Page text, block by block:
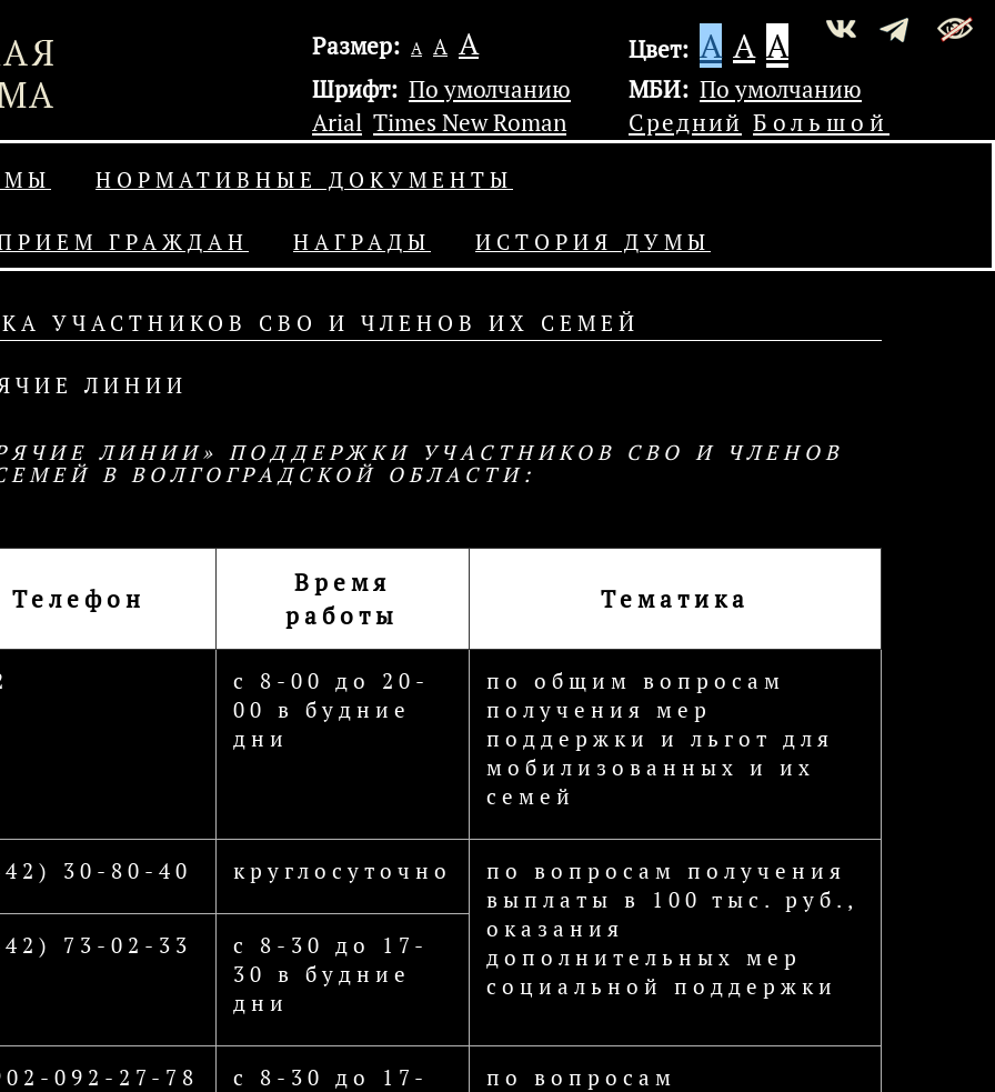
Размер: А А А Цвет: A A A
Шрифт: По умолчанию
Arial Times New Roman
МБИ: По умолчанию
Средний Большой
НОРМАТИВНЫЕ ДОКУМЕНТЫ
ГРАЖДАН НАГРАДЫ ИСТОРИЯ ДУМЫ
УЧАСТНИКОВ СВО И ЧЛЕНОВ ИХ СЕМЕЙ
ЛИНИИ
ЛИНИИ» ПОДДЕРЖКИ УЧАСТНИКОВ СВО И ЧЛЕНОВ
В ВОЛГОГРАДСКОЙ ОБЛАСТИ:
Телефон
Время
работы
Тематика
с 8-00 до 20-
00 в будние
дни
по общим вопросам
получения мер
поддержки и льгот для
мобилизованных и их
семей
30-80-40 круглосуточно
по вопросам получения
выплаты в 100 тыс. руб.,
оказания
дополнительных мер
социальной поддержки
73-02-33
с 8-30 до 17-
30 в будние
дни
092-27-78
с 8-30 до 17-
по вопросам